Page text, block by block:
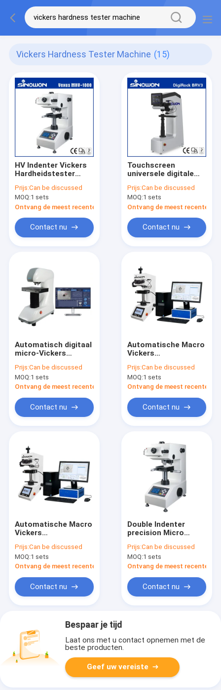
Vickers Hardness Tester Machine (15)
HV Indenter Vickers
Hardheidstester
Hardheidstestmachine
Prijs:Can be discussed
MOQ:1 sets
Ontvang de meest recente Prijs
Contact nu
Touchscreen
universele digitale
Rockwell Brinell
Vickers
Prijs:Can be discussed
MOQ:1 sets
Ontvang de meest recente
Contact nu
Automatisch digitaal
micro-Vickers
optisch
meetsysteem
Prijs:Can be discussed
MOQ:1 sets
Ontvang de meest recente Prijs
Contact nu
Automatische Macro
Vickers
AutoVicky ZHV-WH-
serie
Prijs:Can be discussed
MOQ:1 sets
Ontvang de meest recente
Contact nu
Automatische Macro
Vickers
AutoVicky ZHV-
WH0503
Prijs:Can be discussed
MOQ:1 sets
Ontvang de meest recente Prijs
Contact nu
Double Indenter
precision Micro
Hardheidstester
Vexus MHV-1000ZK
Prijs:Can be discussed
MOQ:1 sets
Ontvang de meest recente
Contact nu
Bespaar je tijd
Laat ons met u contact opnemen met de
beste producten.
Geef uw vereiste